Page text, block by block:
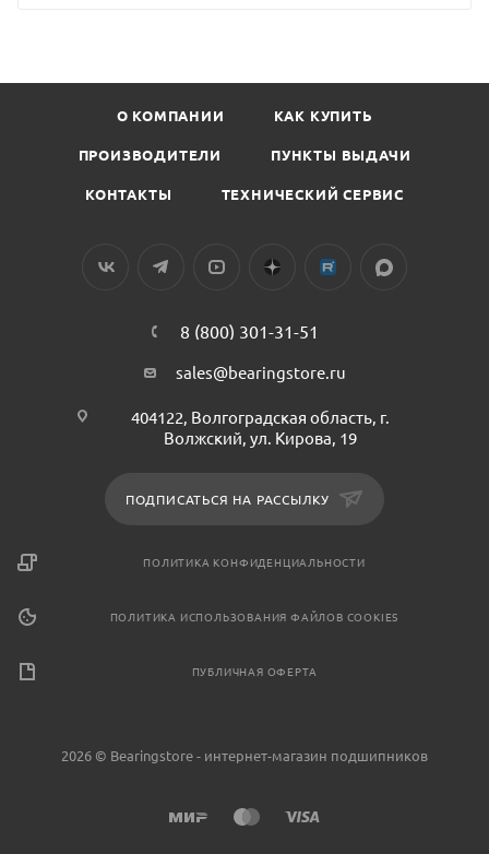
О КОМПАНИИ КАК КУПИТЬ
ПРОИЗВОДИТЕЛИ ПУНКТЫ ВЫДАЧИ
КОНТАКТЫ ТЕХНИЧЕСКИЙ СЕРВИС
8 (800) 301-31-51
sales@bearingstore.ru
404122, Волгоградская область, г.
Волжский, ул. Кирова, 19
ПОДПИСАТЬСЯ НА РАССЫЛКУ
ПОЛИТИКА КОНФИДЕНЦИАЛЬНОСТИ
ПОЛИТИКА ИСПОЛЬЗОВАНИЯ ФАЙЛОВ COOKIES
ПУБЛИЧНАЯ ОФЕРТА
2026 © Bearingstore - интернет-магазин подшипников